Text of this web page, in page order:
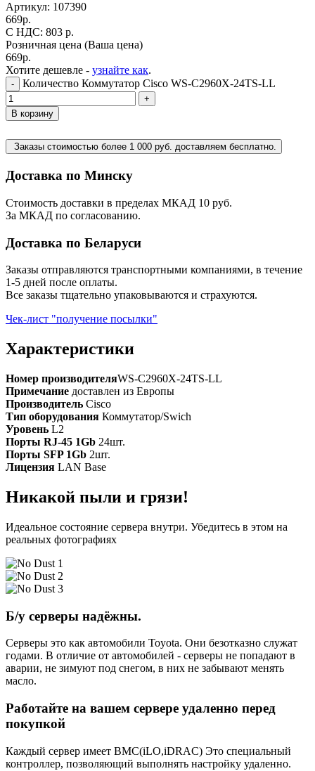
Артикул: 107390
669р.
C НДС: 803 р.
Розничная цена (Ваша цена)
669р.
Хотите дешевле - узнайте как.
- Количество Коммутатор Cisco WS-C2960X-24TS-LL
+
В корзину
Заказы стоимостью более 1 000 руб. доставляем бесплатно.
Доставка по Минску
Стоимость доставки в пределах МКАД 10 руб.
За МКАД по согласованию.
Доставка по Беларуси
Заказы отправляются транспортными компаниями, в течение
1-5 дней после оплаты.
Все заказы тщательно упаковываются и страхуются.
Чек-лист "получение посылки"
Характеристики
Номер производителяWS-C2960X-24TS-LL
Примечание доставлен из Европы
Производитель Cisco
Тип оборудования Коммутатор/Swich
Уровень L2
Порты RJ-45 1Gb 24шт.
Порты SFP 1Gb 2шт.
Лицензия LAN Base
Никакой пыли и грязи!
Идеальное состояние сервера внутри. Убедитесь в этом на
реальных фотографиях
Б/у серверы надёжны.
Серверы это как автомобили Toyota. Они безотказно служат
годами. В отличие от автомобилей - серверы не попадают в
аварии, не зимуют под снегом, в них не забывают менять
масло.
Работайте на вашем сервере удаленно перед
покупкой
Каждый сервер имеет BMC(iLO,iDRAC) Это специальный
контроллер, позволяющий выполнять настройку удаленно.